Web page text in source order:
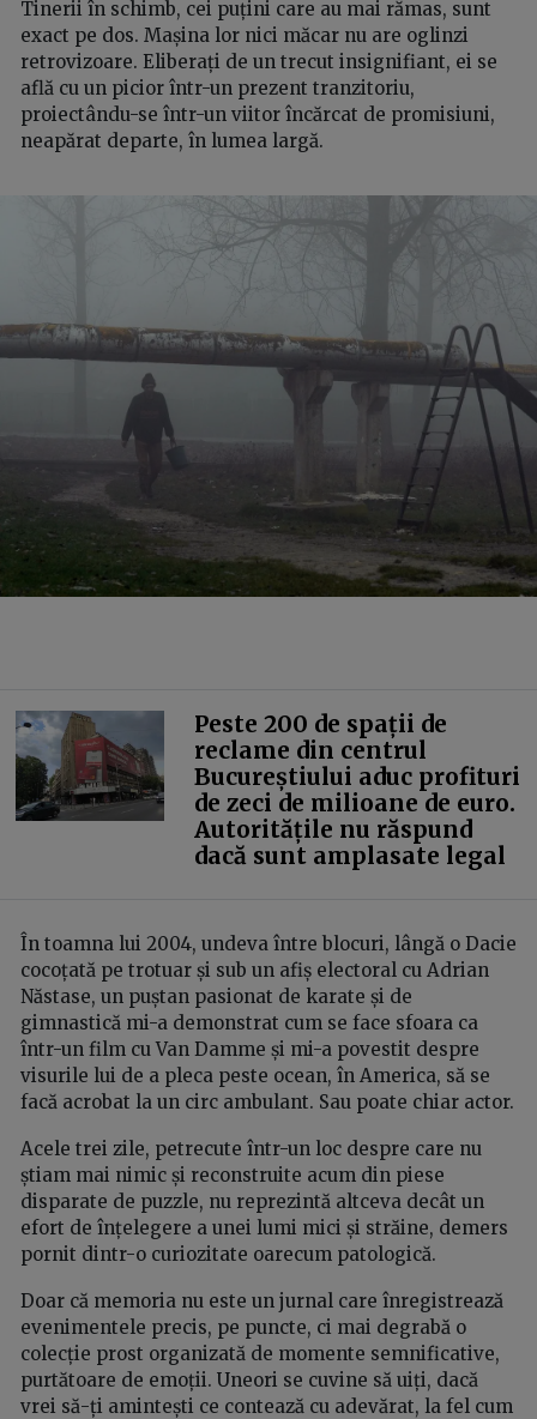
Tinerii în schimb, cei puțini care au mai rămas, sunt
exact pe dos. Mașina lor nici măcar nu are oglinzi
retrovizoare. Eliberați de un trecut insignifiant, ei se
află cu un picior într-un prezent tranzitoriu,
proiectându-se într-un viitor încărcat de promisiuni,
neapărat departe, în lumea largă.
Peste 200 de spații de
reclame din centrul
Bucureștiului aduc profituri
de zeci de milioane de euro.
Autoritățile nu răspund
dacă sunt amplasate legal
În toamna lui 2004, undeva între blocuri, lângă o Dacie
cocoțată pe trotuar și sub un afiș electoral cu Adrian
Năstase, un puștan pasionat de karate și de
gimnastică mi-a demonstrat cum se face sfoara ca
într-un film cu Van Damme și mi-a povestit despre
visurile lui de a pleca peste ocean, în America, să se
facă acrobat la un circ ambulant. Sau poate chiar actor.
Acele trei zile, petrecute într-un loc despre care nu
știam mai nimic și reconstruite acum din piese
disparate de puzzle, nu reprezintă altceva decât un
efort de înțelegere a unei lumi mici și străine, demers
pornit dintr-o curiozitate oarecum patologică.
Doar că memoria nu este un jurnal care înregistrează
evenimentele precis, pe puncte, ci mai degrabă o
colecție prost organizată de momente semnificative,
purtătoare de emoții. Uneori se cuvine să uiți, dacă
vrei să-ți amintești ce contează cu adevărat, la fel cum